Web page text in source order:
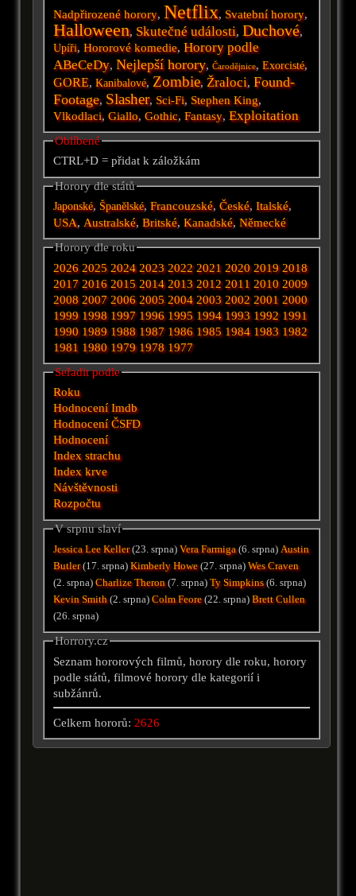
Nadpřirozené horory, Netflix, Svatební horory,
Halloween, Skutečné události, Duchové,
Upíři,Hororové komedie,Horory podle
ABeCeDy, Nejlepší horory,Čarodějnice,Exorcisté,
GORE,Kanibalové, Zombie, Žraloci, Found-
Footage, Slasher, Sci-Fi, Stephen King,
Vlkodlaci,Giallo,Gothic,Fantasy,Exploitation
Oblíbené
CTRL+D = přidat k záložkám
Horory dle států
Japonské, Španělské,Francouzské,České,Italské,
USA, Australské,Britské,Kanadské,Německé
Horory dle roku
2026 2025 2024 2023 2022 2021 2020 2019 2018
2017 2016 2015 2014 2013 2012 2011 2010 2009
2008 2007 2006 2005 2004 2003 2002 2001 2000
1999 1998 1997 1996 1995 1994 1993 1992 1991
1990 1989 1988 1987 1986 1985 1984 1983 1982
1981 1980 1979 1978 1977
Seřadit podle
Roku
Hodnocení Imdb
Hodnocení ČSFD
Hodnocení
Index strachu
Index krve
Návštěvnosti
Rozpočtu
V srpnu slaví
Jessica Lee Keller(23. srpna)Vera Farmiga(6. srpna)Austin
Butler(17. srpna)Kimberly Howe(27. srpna)Wes Craven
(2. srpna)Charlize Theron(7. srpna)Ty Simpkins(6. srpna)
Kevin Smith(2. srpna)Colm Feore(22. srpna)Brett Cullen
(26. srpna)
Horrory.cz
Seznam hororových filmů, horory dle roku, horory
podle států, filmové horory dle kategorií i
subžánrů.
Celkem hororů: 2626